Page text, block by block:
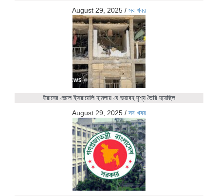
August 29, 2025 / সব খবর
ইরানের জেলে ইসরায়েলি হামলায় যে ভয়াবহ দৃশ্য তৈরি হয়েছিল
August 29, 2025 / সব খবর